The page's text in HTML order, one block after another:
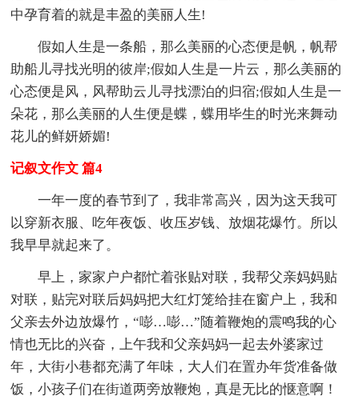
中孕育着的就是丰盈的美丽人生!
假如人生是一条船，那么美丽的心态便是帆，帆帮
助船儿寻找光明的彼岸;假如人生是一片云，那么美丽的
心态便是风，风帮助云儿寻找漂泊的归宿;假如人生是一
朵花，那么美丽的人生便是蝶，蝶用毕生的时光来舞动
花儿的鲜妍娇媚!
记叙文作文 篇4
一年一度的春节到了，我非常高兴，因为这天我可
以穿新衣服、吃年夜饭、收压岁钱、放烟花爆竹。所以
我早早就起来了。
早上，家家户户都忙着张贴对联，我帮父亲妈妈贴
对联，贴完对联后妈妈把大红灯笼给挂在窗户上，我和
父亲去外边放爆竹，“嘭…嘭…”随着鞭炮的震鸣我的心
情也无比的兴奋，上午我和父亲妈妈一起去外婆家过
年，大街小巷都充满了年味，大人们在置办年货准备做
饭，小孩子们在街道两旁放鞭炮，真是无比的惬意啊！